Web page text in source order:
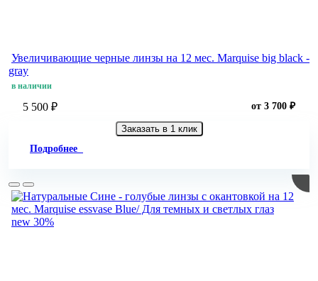
Увеличивающие черные линзы на 12 мес. Marquise big black -
gray
в наличии
5 500 ₽ от 3 700 ₽
Заказать в 1 клик
Подробнее
new 30%